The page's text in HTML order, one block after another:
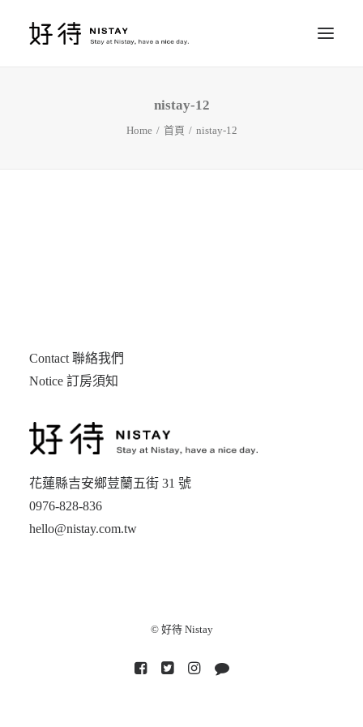
nistay-12
Home 首頁 nistay-12
Contact 聯絡我們
Notice 訂房須知
花蓮縣吉安鄉荳蘭五街 31 號
0976-828-836
hello@nistay.com.tw
© 好待 Nistay